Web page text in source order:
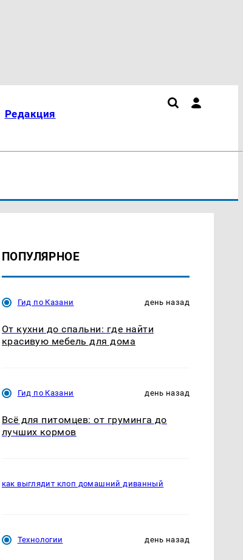
Редакция
ПОПУЛЯРНОЕ
Гид по Казани день назад
От кухни до спальни: где найти
красивую мебель для дома
Гид по Казани день назад
Всё для питомцев: от груминга до
лучших кормов
как выглядит клоп домашний диванный
Технологии день назад